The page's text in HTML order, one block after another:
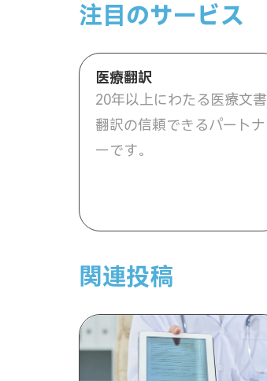
注目のサービス
医療翻訳
20年以上にわたる医療文書
翻訳の信頼できるパートナ
ーです。
関連投稿